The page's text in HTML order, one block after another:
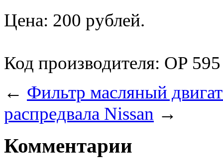
Цена: 200 рублей.
Код производителя: OP 595
← Фильтр масляный
распредвала Nissan →
Комментарии